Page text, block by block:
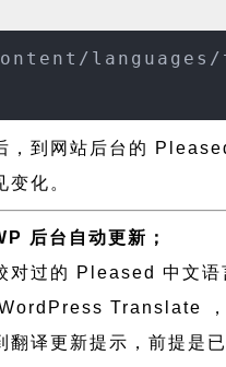
languages/
，到网站后台的
变化。
后台自动更新；
对过的 Pleased 中文语
Translate ，
翻译更新提示，前提是